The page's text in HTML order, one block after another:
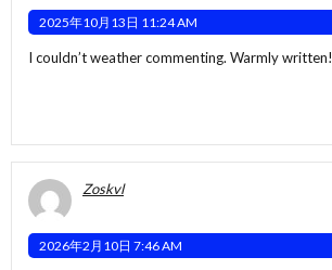
2025年10月13日 11:24 AM
I couldn’t weather commenting. Warmly written!
Zoskvl
2026年2月10日 7:46 AM